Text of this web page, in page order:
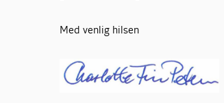
Med venlig hilsen